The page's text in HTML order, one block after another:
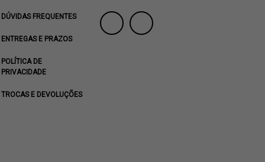
DÚVIDAS FREQUENTES
ENTREGAS E PRAZOS
POLÍTICA DE
PRIVACIDADE
TROCAS E DEVOLUÇÕES